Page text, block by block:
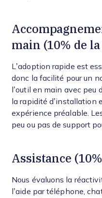
main (10% de
L’adoption rapide est
donc la facilité pour un
l’outil en main avec peu
la rapidité d’installation
expérience préalable.
peu ou pas de support
Assistance
Nous évaluons la
l’aide par téléphone,